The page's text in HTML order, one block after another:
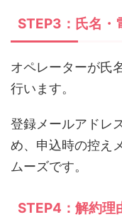
STEP3：氏名・
オペレーターが氏
行います。
登録メールアドレ
め、申込時の控え
ムーズです。
STEP4：解約理